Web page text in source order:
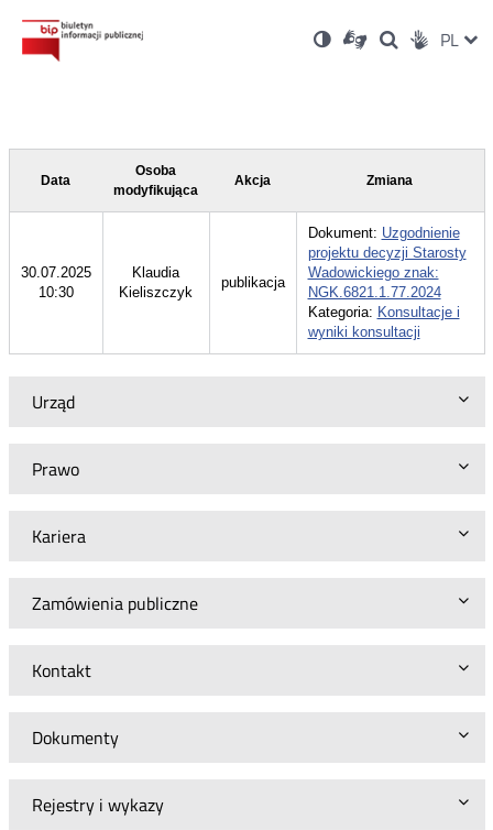
Ustawienia
Wersja
kontrastowa
Dla
niesłyszących
OtwórzOtwórz
w
Otwórz
w
Social PL
Urząd
Prawo
Kariera
Zamówienia publiczne
Kontakt
Dokumenty
Rejestry i wykazy
Data
Osoba
modyfikująca
Akcja Zmiana
30.07.2025
10:30
Klaudia
Kieliszczyk
publikacja
Dokument: Uzgodnienie
projektu decyzji Starosty
Wadowickiego znak:
NGK.6821.1.77.2024
Kategoria: Konsultacje i
wyniki konsultacji